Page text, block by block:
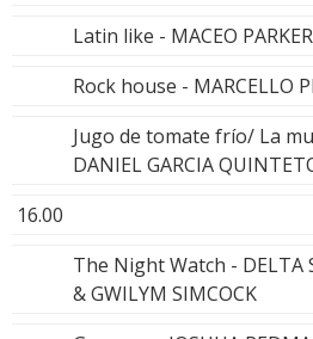
Latin like - MACEO PARKER
Rock house - MARCELLO
Jugo de tomate frío/ La
DANIEL GARCIA
16.00
The Night Watch - DELTA
& GWILYM SIMCOCK